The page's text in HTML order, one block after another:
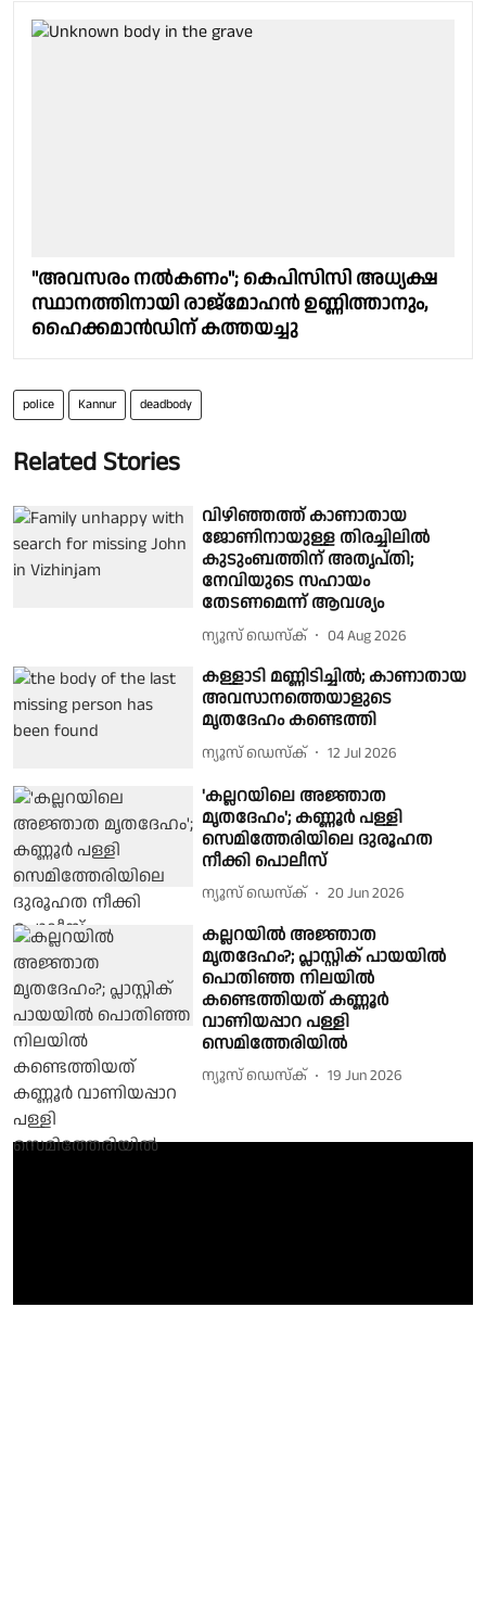
"അവസരം നൽകണം"; കെപിസിസി അധ്യക്ഷ
സ്ഥാനത്തിനായി രാജ്മോഹൻ ഉണ്ണിത്താനും,
ഹൈക്കമാൻഡിന് കത്തയച്ചു
police Kannur deadbody
Related Stories
വിഴിഞ്ഞത്ത് കാണാതായ
ജോണിനായുള്ള തിരച്ചിലിൽ
കുടുംബത്തിന് അതൃപ്തി;
നേവിയുടെ സഹായം
തേടണമെന്ന് ആവശ്യം
ന്യൂസ് ഡെസ്ക് 04 Aug 2026
കള്ളാടി മണ്ണിടിച്ചിൽ; കാണാതായ
അവസാനത്തെയാളുടെ
മൃതദേഹം കണ്ടെത്തി
ന്യൂസ് ഡെസ്ക് 12 Jul 2026
'കല്ലറയിലെ അജ്ഞാത
മൃതദേഹം'; കണ്ണൂർ പള്ളി
സെമിത്തേരിയിലെ ദുരൂഹത
നീക്കി പൊലീസ്
ന്യൂസ് ഡെസ്ക് 20 Jun 2026
കല്ലറയിൽ അജ്ഞാത
മൃതദേഹം?; പ്ലാസ്റ്റിക് പായയിൽ
പൊതിഞ്ഞ നിലയിൽ
കണ്ടെത്തിയത് കണ്ണൂർ
വാണിയപ്പാറ പള്ളി
സെമിത്തേരിയിൽ
ന്യൂസ് ഡെസ്ക് 19 Jun 2026